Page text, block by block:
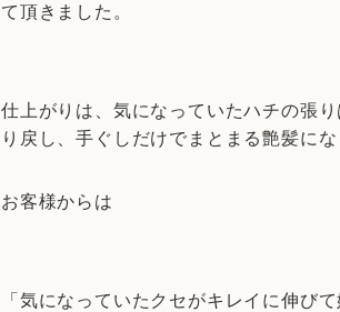
て頂きました。
仕上がりは、気になっていたハチの張
り戻し、手ぐしだけでまとまる艶髪にな
お客様からは
「気になっていたクセがキレイに伸び